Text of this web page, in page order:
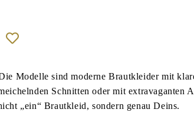
Modelle sind moderne Brautkleider mit
Schnitten oder mit extravaganten
„ein“ Brautkleid, sondern genau Deins.